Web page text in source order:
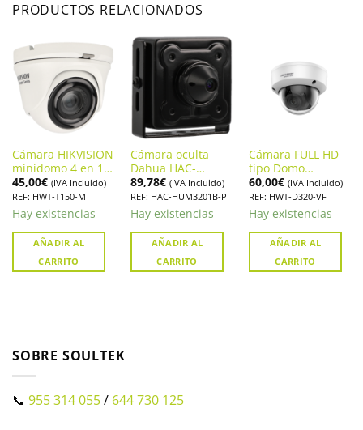
PRODUCTOS RELACIONADOS
Cámara HIKVISION
minidomo 4 en 1
(cvi, tvi, ahd y
analógico) de 5
megapíxeles y
óptica fija. HWT-
T150-M
45,00€ (IVA Incluido)
REF: HWT-T150-M
Hay existencias
AÑADIR AL
CARRITO
Cámara oculta
Dahua HAC-
HUM3201B-P
89,78€ (IVA Incluido)
REF: HAC-HUM3201B-P
Hay existencias
AÑADIR AL
CARRITO
Cámara FULL HD
tipo Domo
Antivandálica
HIKVISION HWT-
D320-VF
60,00€ (IVA Incluido)
REF: HWT-D320-VF
Hay existencias
AÑADIR AL
CARRITO
SOBRE SOULTEK
📞 955 314 055/ 644 730 125